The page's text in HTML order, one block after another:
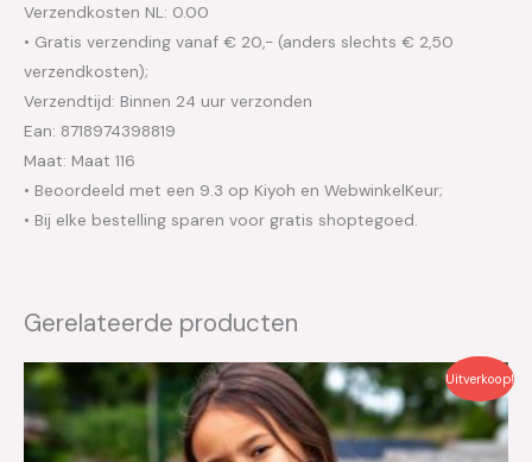
Verzendkosten NL: 0.00
• Gratis verzending vanaf € 20,- (anders slechts € 2,50
verzendkosten);
Verzendtijd: Binnen 24 uur verzonden
Ean: 8718974398819
Maat: Maat 116
• Beoordeeld met een 9.3 op Kiyoh en WebwinkelKeur;
• Bij elke bestelling sparen voor gratis shoptegoed.
Gerelateerde producten
Uitverkoop!
Oorspronkelijke
was:
€39.95.
Huidige
prijs
is:
€20.00.